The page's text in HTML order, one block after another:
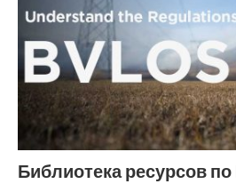
Библиотека ресурсов по